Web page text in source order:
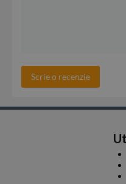
Scrie o recenzie